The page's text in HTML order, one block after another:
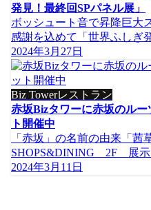
発見！最終回SPパネル展」
ボッシュート音で昇降巨大
感謝を込めて「世界ふしぎ
2024年3月27日
Biz Towerレストラン
赤坂Bizタワーに赤坂のル
ト開催中
「赤坂」の名前の由来「茜
SHOPS&DINING 2F 展示
2024年3月11日